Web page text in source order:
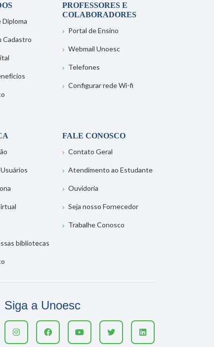
Cadastro
PROFESSORES E
COLABORADORES
Portal de Ensino
Webmail Unoesc
Telefones
Configurar rede Wi-fi
bibliotecas
FALE CONOSCO
Contato Geral
Atendimento ao Estudante
Ouvidoria
Seja nosso Fornecedor
Trabalhe Conosco
Siga a Unoesc